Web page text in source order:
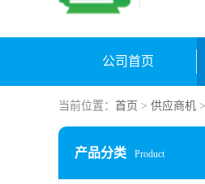
公司首页
当前位置： 首页 > 供应商机
产品分类 Product